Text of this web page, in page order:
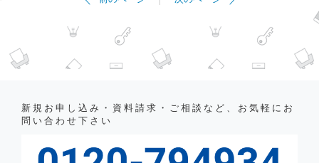
新規お申し込み・資料請求・ご相談など、お気軽にお
問い合わせ下さい